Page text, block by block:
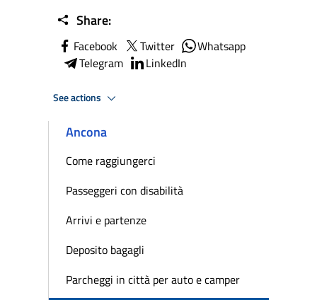
Share:
Facebook Twitter
Whatsapp
Telegram
LinkedIn
See actions
Ancona
Come raggiungerci
Passeggeri con disabilità
Arrivi e partenze
Deposito bagagli
Parcheggi in città per auto e camper